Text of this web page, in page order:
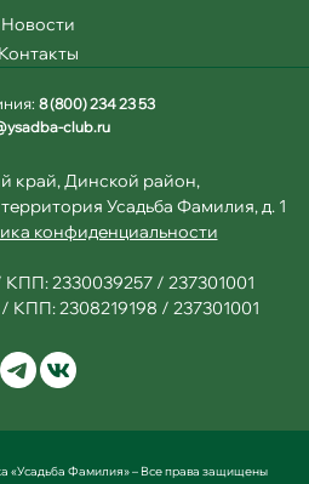
Новости
Контакты
8 (800) 234 23 53
club.ru
край, Динской район,
Усадьба Фамилия, д. 1
конфиденциальности
2330039257 / 237301001
2308219198 / 237301001
«Усадьба Фамилия» – Все права защищены